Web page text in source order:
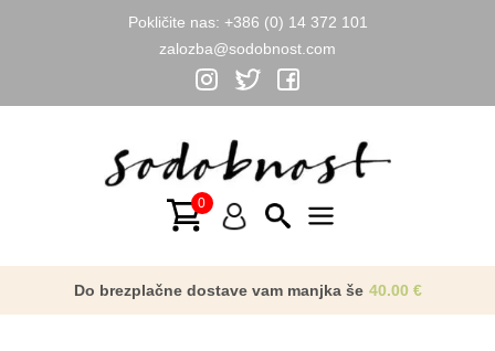
Pokličite nas: +386 (0) 14 372 101
zalozba@sodobnost.com
Menu
Do brezplačne dostave vam manjka še 40.00 €